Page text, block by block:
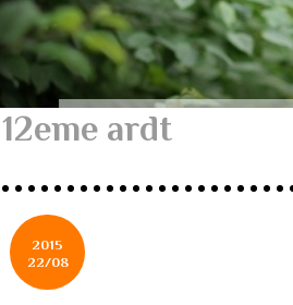
12eme ardt
2015
22/08